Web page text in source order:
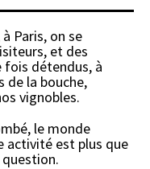
à Paris, on se
et des
détendus, à
de la bouche,
vignobles.
le monde
activité est plus que